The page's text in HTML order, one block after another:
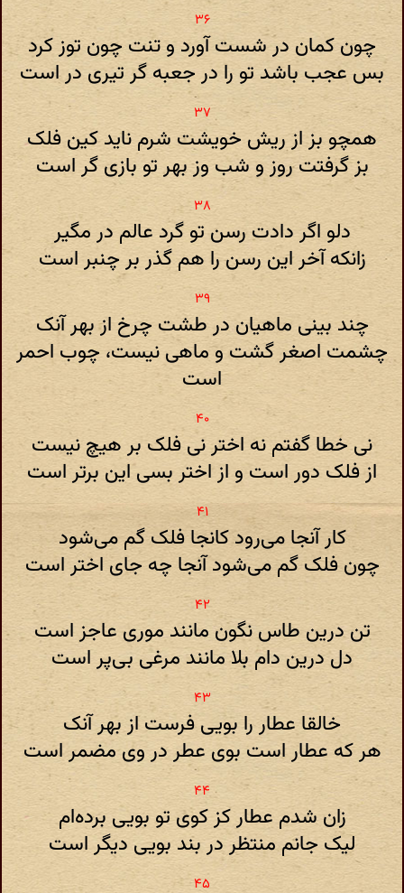
چون کمان در شست آورد و تنت چون توز کرد
بس عجب باشد تو را در جعبه گر تیری در است
همچو بز از ریش خویشت شرم ناید کین فلک
بز گرفتت روز و شب وز بهر تو بازی گر است
دلو اگر دادت رسن تو گرد عالم در مگیر
زانکه آخر این رسن را هم گذر بر چنبر است
چند بینی ماهیان در طشت چرخ از بهر آنک
چشمت اصغر گشت و ماهی نیست، چوب احمر
است
نی خطا گفتم نه اختر نی فلک بر هیچ نیست
از فلک دور است و از اختر بسی این برتر است
کار آنجا می‌رود کانجا فلک گم می‌شود
چون فلک گم می‌شود آنجا چه جای اختر است
تن درین طاس نگون مانند موری عاجز است
دل درین دام بلا مانند مرغی بی‌پر است
خالقا عطار را بویی فرست از بهر آنک
هر که عطار است بوی عطر در وی مضمر است
زان شدم عطار کز کوی تو بویی برده‌ام
لیک جانم منتظر در بند بویی دیگر است